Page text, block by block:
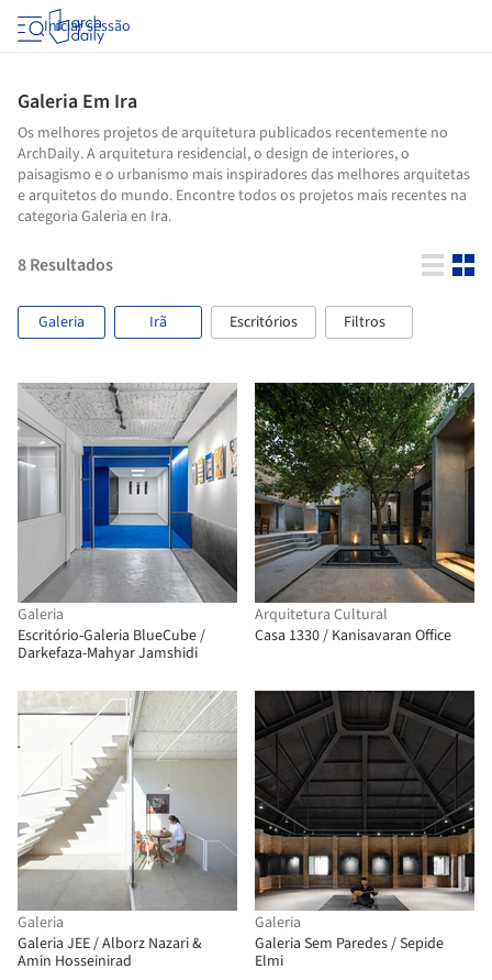
Iniciar sessão
Galeria Em Ira
Os melhores projetos de arquitetura publicados recentemente no
ArchDaily. A arquitetura residencial, o design de interiores, o
paisagismo e o urbanismo mais inspiradores das melhores arquitetas
e arquitetos do mundo. Encontre todos os projetos mais recentes na
categoria Galeria en Ira.
8Resultados
Galeria Irã Escritórios Filtros
Galeria
Escritório-Galeria BlueCube /
Darkefaza-Mahyar Jamshidi
Arquitetura Cultural
Casa 1330 / Kanisavaran Office
Galeria
Galeria JEE / Alborz Nazari &
Amin Hosseinirad
Galeria
Galeria Sem Paredes / Sepide
Elmi